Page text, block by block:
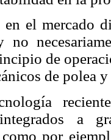
el mercado
no
de
de polea
integrados a
por